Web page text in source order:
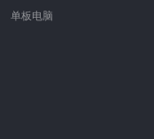
单板电脑